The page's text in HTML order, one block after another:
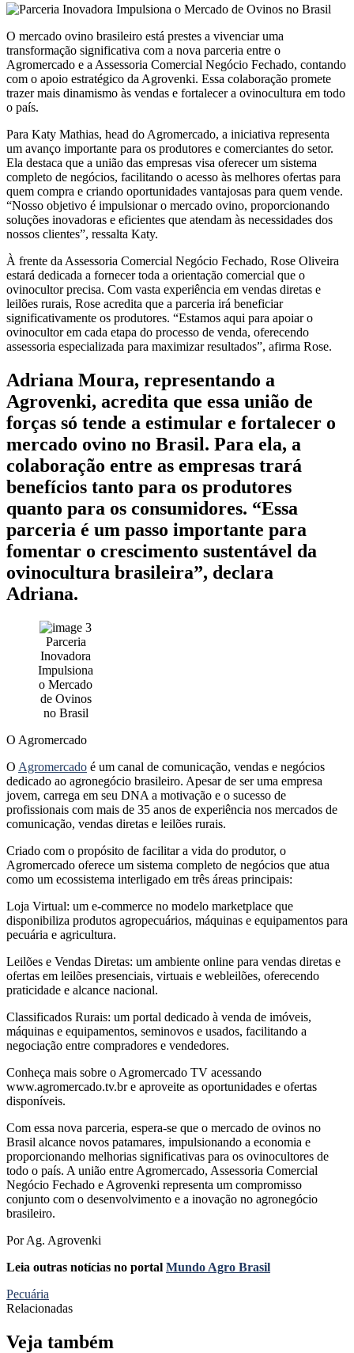
O mercado ovino brasileiro está prestes a vivenciar uma
transformação significativa com a nova parceria entre o
Agromercado e a Assessoria Comercial Negócio Fechado, contando
com o apoio estratégico da Agrovenki. Essa colaboração promete
trazer mais dinamismo às vendas e fortalecer a ovinocultura em todo
o país.
Para Katy Mathias, head do Agromercado, a iniciativa representa
um avanço importante para os produtores e comerciantes do setor.
Ela destaca que a união das empresas visa oferecer um sistema
completo de negócios, facilitando o acesso às melhores ofertas para
quem compra e criando oportunidades vantajosas para quem vende.
“Nosso objetivo é impulsionar o mercado ovino, proporcionando
soluções inovadoras e eficientes que atendam às necessidades dos
nossos clientes”, ressalta Katy.
À frente da Assessoria Comercial Negócio Fechado, Rose Oliveira
estará dedicada a fornecer toda a orientação comercial que o
ovinocultor precisa. Com vasta experiência em vendas diretas e
leilões rurais, Rose acredita que a parceria irá beneficiar
significativamente os produtores. “Estamos aqui para apoiar o
ovinocultor em cada etapa do processo de venda, oferecendo
assessoria especializada para maximizar resultados”, afirma Rose.
Adriana Moura, representando a
Agrovenki, acredita que essa união de
forças só tende a estimular e fortalecer o
mercado ovino no Brasil. Para ela, a
colaboração entre as empresas trará
benefícios tanto para os produtores
quanto para os consumidores. “Essa
parceria é um passo importante para
fomentar o crescimento sustentável da
ovinocultura brasileira”, declara
Adriana.
Parceria
Inovadora
Impulsiona
o Mercado
de Ovinos
no Brasil
O Agromercado
O Agromercado é um canal de comunicação, vendas e negócios
dedicado ao agronegócio brasileiro. Apesar de ser uma empresa
jovem, carrega em seu DNA a motivação e o sucesso de
profissionais com mais de 35 anos de experiência nos mercados de
comunicação, vendas diretas e leilões rurais.
Criado com o propósito de facilitar a vida do produtor, o
Agromercado oferece um sistema completo de negócios que atua
como um ecossistema interligado em três áreas principais:
Loja Virtual: um e-commerce no modelo marketplace que
disponibiliza produtos agropecuários, máquinas e equipamentos para
pecuária e agricultura.
Leilões e Vendas Diretas: um ambiente online para vendas diretas e
ofertas em leilões presenciais, virtuais e webleilões, oferecendo
praticidade e alcance nacional.
Classificados Rurais: um portal dedicado à venda de imóveis,
máquinas e equipamentos, seminovos e usados, facilitando a
negociação entre compradores e vendedores.
Conheça mais sobre o Agromercado TV acessando
www.agromercado.tv.br e aproveite as oportunidades e ofertas
disponíveis.
Com essa nova parceria, espera-se que o mercado de ovinos no
Brasil alcance novos patamares, impulsionando a economia e
proporcionando melhorias significativas para os ovinocultores de
todo o país. A união entre Agromercado, Assessoria Comercial
Negócio Fechado e Agrovenki representa um compromisso
conjunto com o desenvolvimento e a inovação no agronegócio
brasileiro.
Por Ag. Agrovenki
Leia outras notícias no portal Mundo Agro Brasil
Pecuária
Relacionadas
Veja também